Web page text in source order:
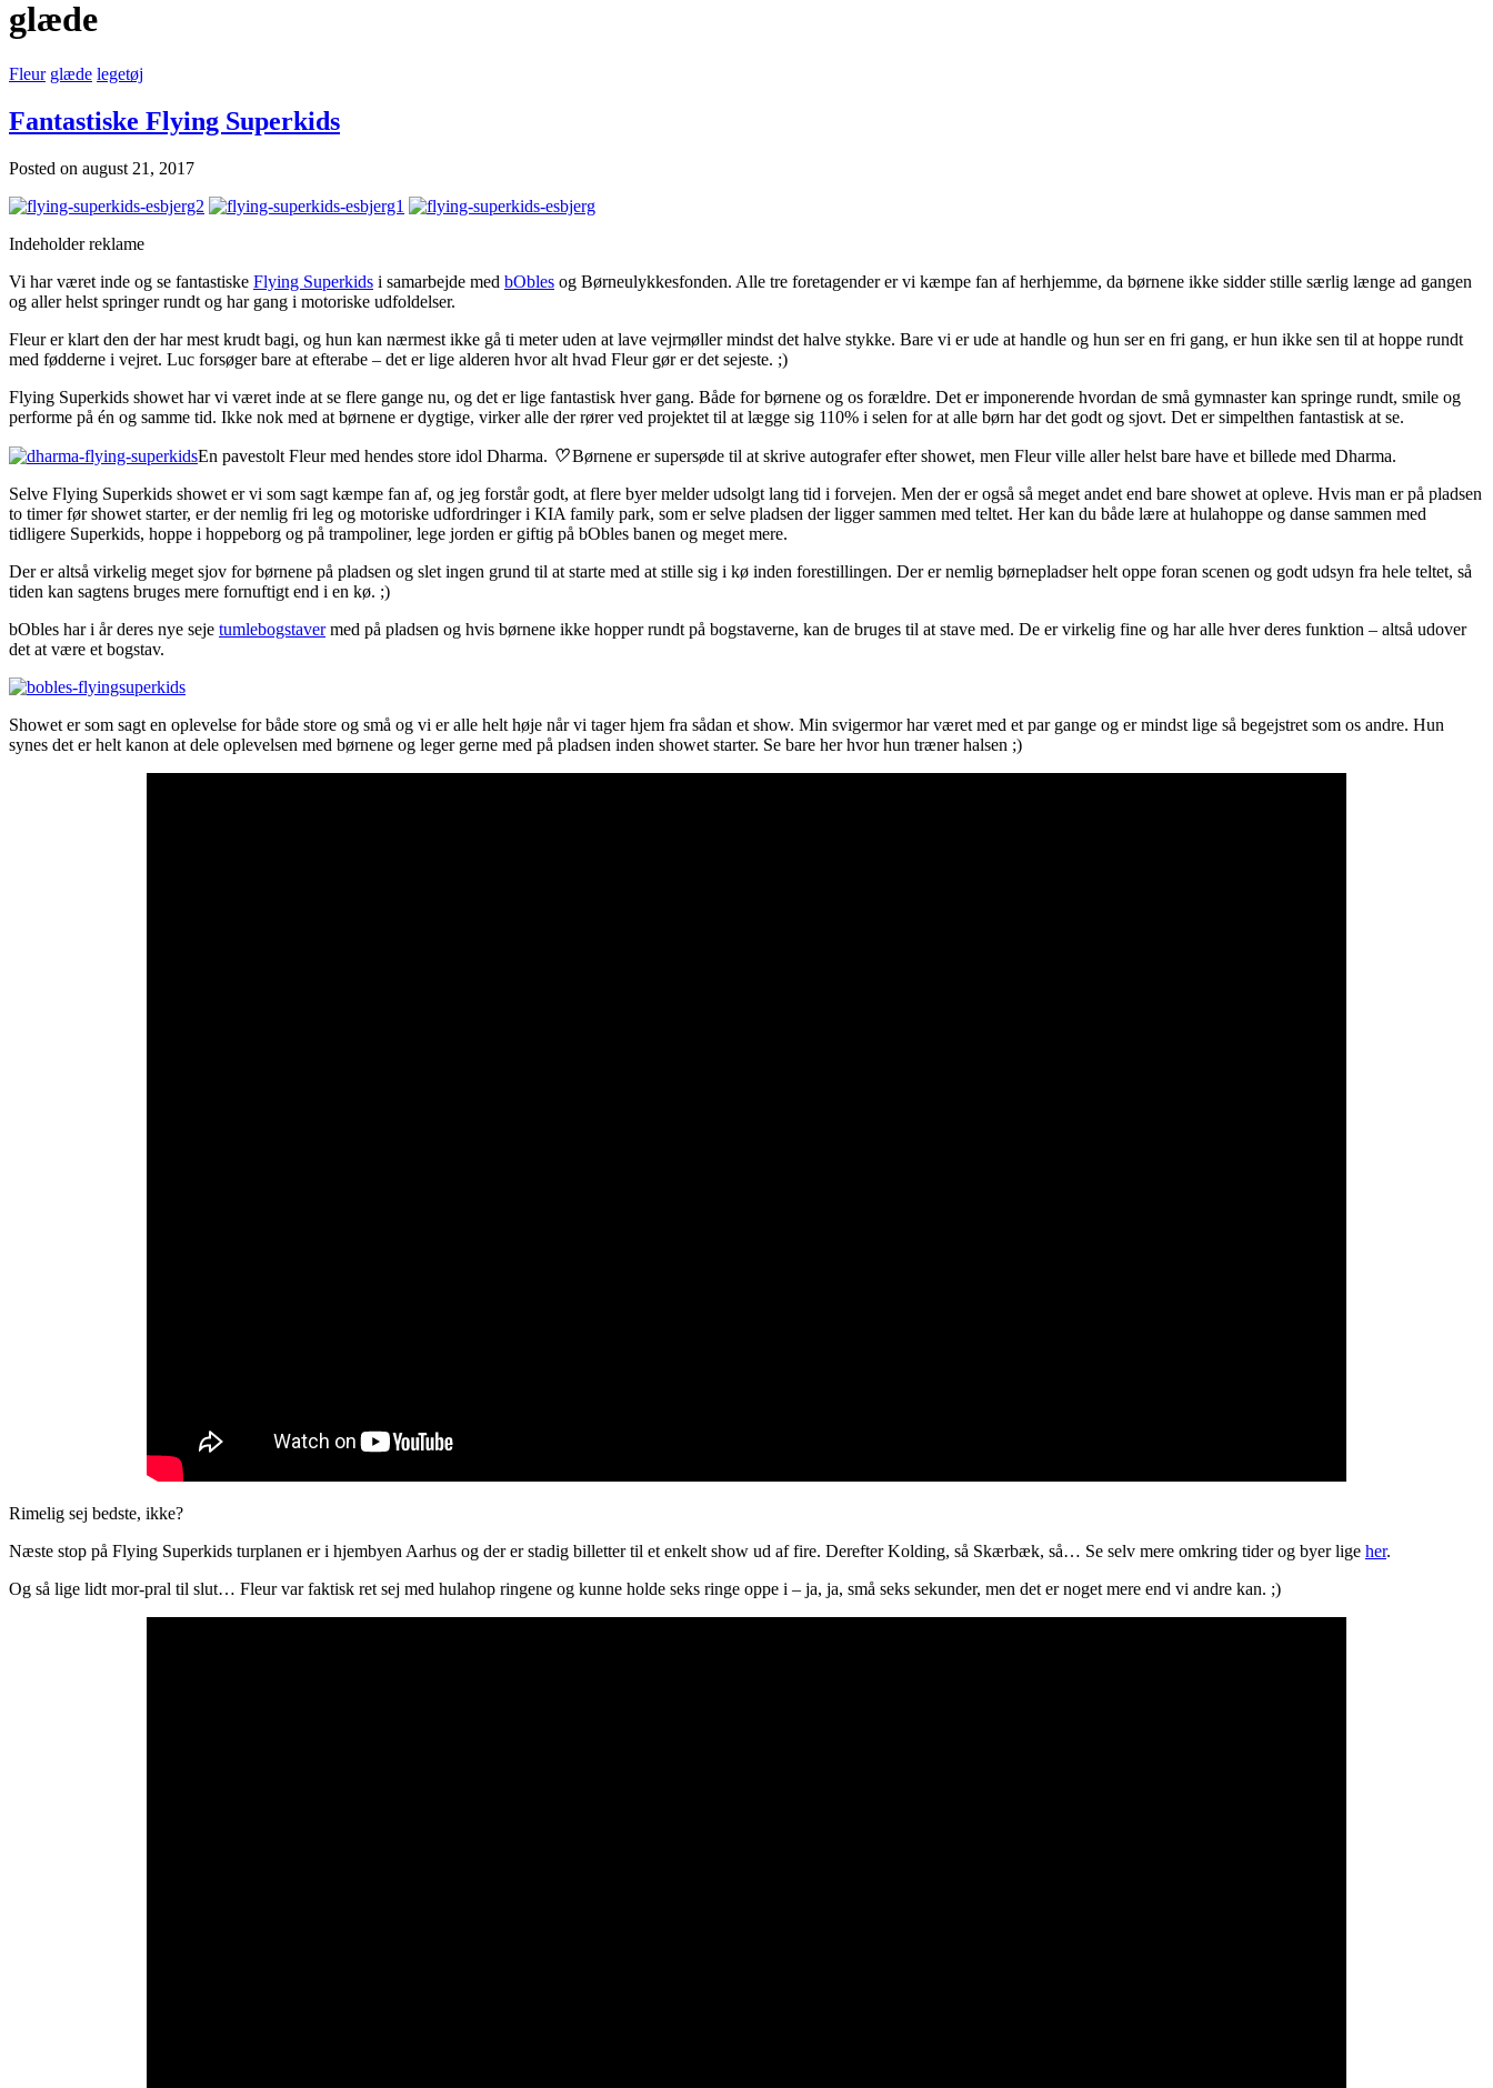
glæde
Fleur glæde legetøj
Fantastiske Flying Superkids
Posted on august 21, 2017
Indeholder reklame
Vi har været inde og se fantastiske Flying Superkids i samarbejde med bObles og Børneulykkesfonden. Alle tre foretagender er vi kæmpe fan af herhjemme, da børnene ikke sidder stille særlig længe ad gangen
og aller helst springer rundt og har gang i motoriske udfoldelser.
Fleur er klart den der har mest krudt bagi, og hun kan nærmest ikke gå ti meter uden at lave vejrmøller mindst det halve stykke. Bare vi er ude at handle og hun ser en fri gang, er hun ikke sen til at hoppe rundt
med fødderne i vejret. Luc forsøger bare at efterabe – det er lige alderen hvor alt hvad Fleur gør er det sejeste. ;)
Flying Superkids showet har vi været inde at se flere gange nu, og det er lige fantastisk hver gang. Både for børnene og os forældre. Det er imponerende hvordan de små gymnaster kan springe rundt, smile og
performe på én og samme tid. Ikke nok med at børnene er dygtige, virker alle der rører ved projektet til at lægge sig 110% i selen for at alle børn har det godt og sjovt. Det er simpelthen fantastisk at se.
En pavestolt Fleur med hendes store idol Dharma. ♡Børnene er supersøde til at skrive autografer efter showet, men Fleur ville aller helst bare have et billede med Dharma.
Selve Flying Superkids showet er vi som sagt kæmpe fan af, og jeg forstår godt, at flere byer melder udsolgt lang tid i forvejen. Men der er også så meget andet end bare showet at opleve. Hvis man er på pladsen
to timer før showet starter, er der nemlig fri leg og motoriske udfordringer i KIA family park, som er selve pladsen der ligger sammen med teltet. Her kan du både lære at hulahoppe og danse sammen med
tidligere Superkids, hoppe i hoppeborg og på trampoliner, lege jorden er giftig på bObles banen og meget mere.
Der er altså virkelig meget sjov for børnene på pladsen og slet ingen grund til at starte med at stille sig i kø inden forestillingen. Der er nemlig børnepladser helt oppe foran scenen og godt udsyn fra hele teltet, så
tiden kan sagtens bruges mere fornuftigt end i en kø. ;)
bObles har i år deres nye seje tumlebogstavermed på pladsen og hvis børnene ikke hopper rundt på bogstaverne, kan de bruges til at stave med. De er virkelig fine og har alle hver deres funktion – altså udover
det at være et bogstav.
Showet er som sagt en oplevelse for både store og små og vi er alle helt høje når vi tager hjem fra sådan et show. Min svigermor har været med et par gange og er mindst lige så begejstret som os andre. Hun
synes det er helt kanon at dele oplevelsen med børnene og leger gerne med på pladsen inden showet starter. Se bare her hvor hun træner halsen ;)
Rimelig sej bedste, ikke?
Næste stop på Flying Superkids turplanen er i hjembyen Aarhus og der er stadig billetter til et enkelt show ud af fire. Derefter Kolding, så Skærbæk, så… Se selv mere omkring tider og byer lige her.
Og så lige lidt mor-pral til slut… Fleur var faktisk ret sej med hulahop ringene og kunne holde seks ringe oppe i – ja, ja, små seks sekunder, men det er noget mere end vi andre kan. ;)